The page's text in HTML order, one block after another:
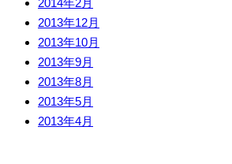
2014年2月
2013年12月
2013年10月
2013年9月
2013年8月
2013年5月
2013年4月